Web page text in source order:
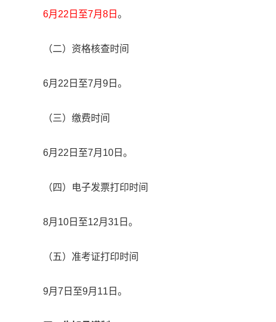
6月22日至7月8日 。
（二）资格核查时间
6月22日至7月9日。
（三）缴费时间
6月22日至7月10日。
（四）电子发票打印时间
8月10日至12月31日。
（五）准考证打印时间
9月7日至9月11日。